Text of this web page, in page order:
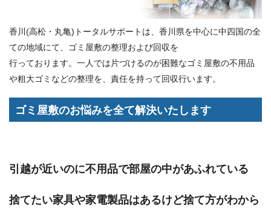
香川(高松・丸亀)トータルサポートは、香川県を中心に中四国の全
ての地域にて、ゴミ屋敷の整理および回収を
行っております。一人では片づけるのが困難なゴミ屋敷の不用品
や粗大ゴミなどの整理を、責任を持って回収行います。
ゴミ屋敷のお悩みを全て解決いたします
引越が近いのに不用品で部屋の中があふれている
捨てたい家具や家電製品はあるけど捨て方がわから